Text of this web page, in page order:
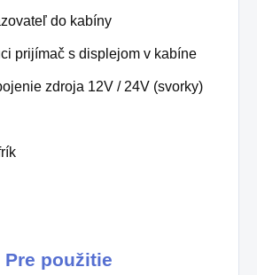
do kabíny
prijímač s displejom v kabíne
zdroja 12V / 24V (svorky)
Pre použitie